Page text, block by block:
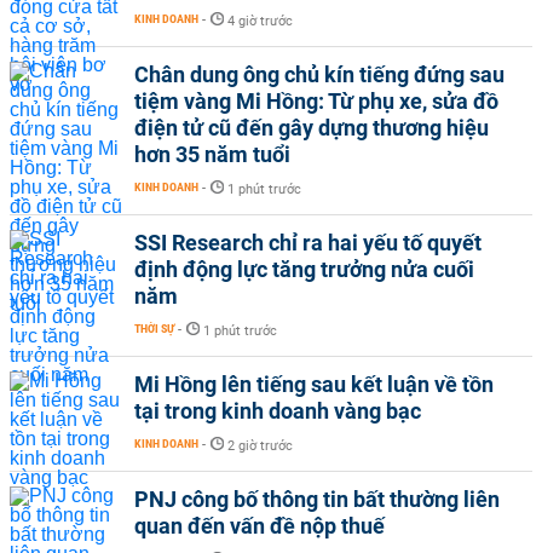
KINH DOANH - 4 giờ trước
Chân dung ông chủ kín tiếng đứng sau
tiệm vàng Mi Hồng: Từ phụ xe, sửa đồ
điện tử cũ đến gây dựng thương hiệu
hơn 35 năm tuổi
KINH DOANH - 1 phút trước
SSI Research chỉ ra hai yếu tố quyết
định động lực tăng trưởng nửa cuối
năm
THỜI SỰ - 1 phút trước
Mi Hồng lên tiếng sau kết luận về tồn
tại trong kinh doanh vàng bạc
KINH DOANH - 2 giờ trước
PNJ công bố thông tin bất thường liên
quan đến vấn đề nộp thuế